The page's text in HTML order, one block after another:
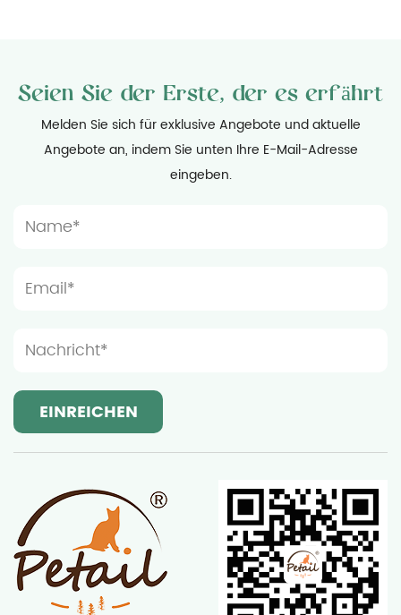
die spezifischen Abmessungen der Möbel sorgfältig
messen und den verfügbaren Heimatraum
bewerten, um sicherzustellen, dass die Möbel
reibungslos platziert werden können und die
sollte der Installationsort unter Berücksichtigung
genug sein, um zu verhindern, dass die Möbel zu
der Katze auswirkt. Licht- und Lüftungsbedingungen
des Installationsortes von Holzkatzenmöbeln.
Obwohl Katzen eine ruhige Ruheumgebung
Belüftung dazu beitragen, die Möbel trocken und
sauber zu halten und damit ihre Lebensdauer zu
verlängern. Die Holzmöbel von Ningbo Sentian Pet
Supplies Co., Ltd., besteht aus hochwertigem
Seien Sie der Erste, der es erfährt
Melden Sie sich für exklusive Angebote und aktuelle
Angebote an, indem Sie unten Ihre E-Mail-Adresse
eingeben.